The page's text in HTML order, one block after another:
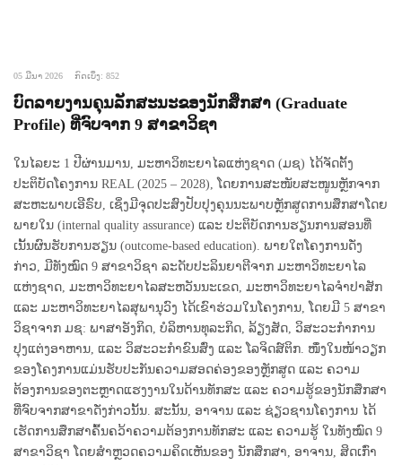
05 ມີນາ 2026 ກົດເບິ່ງ: 852
ບົດລາຍງານຄຸນລັກສະນະຂອງນັກສຶກສາ (Graduate
Profile) ທີ່ຈົບຈາກ 9 ສາຂາວິຊາ
ໃນໄລຍະ 1 ປີຜ່ານມານ, ມະຫາວິທະຍາໄລແຫ່ງຊາດ (ມຊ) ໄດ້ຈັດຕັ້ງ
ປະຕິບັດໂຄງການ REAL (2025 – 2028), ໂດຍການສະໜັບສະໜູນຫຼັກຈາກ
ສະຫະພາບເອີຣົບ, ເຊິ່ງມີຈຸດປະສົງປັບປຸງຄຸນນະພາບຫຼັກສູດການສຶກສາໂດຍ
ພາຍໃນ (internal quality assurance) ແລະ ປະຕິບັດການຮຽນການສອນທີ່
ເນັ້ນຜົນຮັບການຮຽນ (outcome-based education). ພາຍໃຕໂຄງການດັ່ງ
ກ່າວ, ມີທັງໝົດ 9 ສາຂາວິຊາ ລະດັບປະລິນຍາຕີຈາກ ມະຫາວິທະຍາໄລ
ແຫ່ງຊາດ, ມະຫາວິທະຍາໄລສະຫວັນນະເຂດ, ມະຫາວິທະຍາໄລຈໍາປາສັກ
ແລະ ມະຫາວິທະຍາໄລສຸພານຸວົງ ໄດ້ເຂົາຮ່ວມໃນໂຄງການ, ໂດຍມີ 5 ສາຂາ
ວິຊາຈາກ ມຊ: ພາສາອັງກິດ, ບໍລິຫານທຸລະກິດ, ລ້ຽງສັດ, ວິສະວະກໍາການ
ປຸງແຕ່ງອາຫານ, ແລະ ວິສະວະກໍາຂົນສົ່ງ ແລະ ໂລຈິດສ໌ຕິກ. ໜຶ່ງໃນໜ້າວຽກ
ຂອງໂຄງການແມ່ນຮັບປະກັນຄວາມສອດຄ່ອງຂອງຫຼັກສູດ ແລະ ຄວາມ
ຕ້ອງການຂອງຕະຫຼາດແຮງງານໃນດ້ານທັກສະ ແລະ ຄວາມຮູ້ຂອງນັກສຶກສາ
ທີ່ຈົບຈາກສາຂາດັ່ງກ່າວນັ້ນ. ສະນັ້ນ, ອາຈານ ແລະ ຊ່ຽວຊານໂຄງການ ໄດ້
ເຮັດການສຶກສາຄົ້ນຄວ້າຄວາມຕ້ອງການທັກສະ ແລະ ຄວາມຮູ້ ໃນທັງໝົດ 9
ສາຂາວິຊາ ໂດຍສໍາຫຼວດຄວາມຄິດເຫັນຂອງ ນັກສຶກສາ, ອາຈານ, ສິດເກົ່າ